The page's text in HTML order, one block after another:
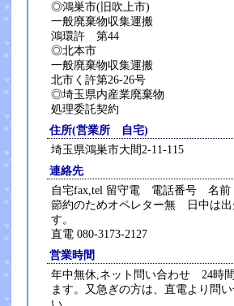
◎鴻巣市(旧吹上市)
一般廃棄物収集運搬
鴻環許 第44
◎北本市
一般廃棄物収集運搬
北市く許第26-26号
◎埼玉県内産業廃棄物
処理委託契約
住所(営業所 自宅)
埼玉県鴻巣市大間2-11-115
連絡先
自宅fax,tel 留守電 電話番号 名
節約のためオペレター無 日中は出
す。
直電 080-3173-2127
営業時間
年中無休,ネット問い合わせ 24時
ます。又急ぎの方は、直電より問